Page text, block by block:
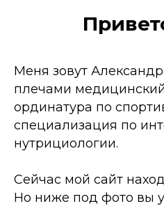
Меня зовут
плечами
ординатура по
специализация по
нутрициологии.
Сейчас мой сайт
Но ниже под фото вы